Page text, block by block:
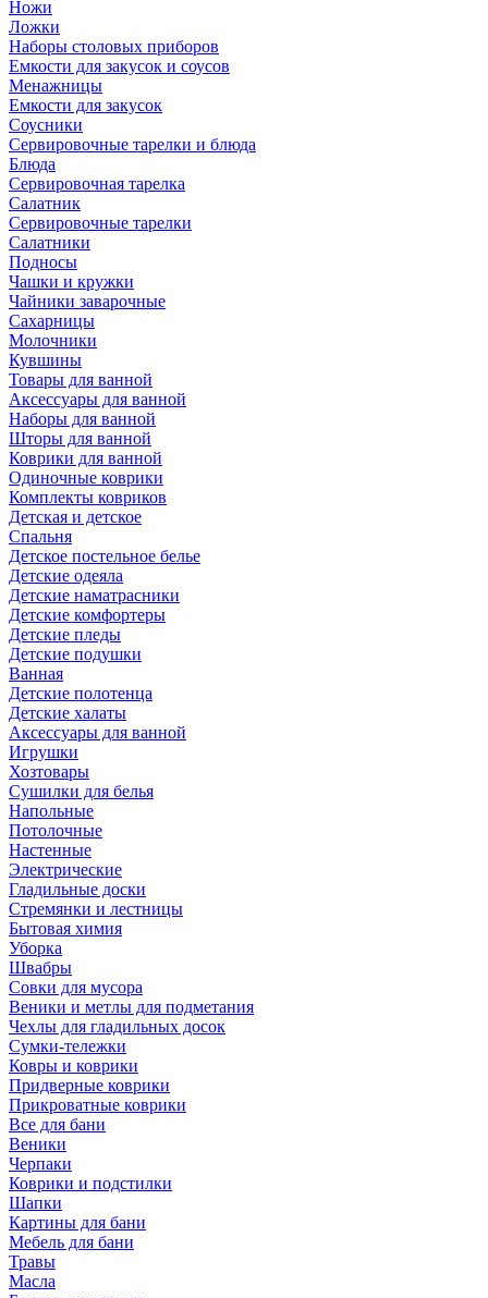
Ножи
Ложки
Наборы столовых приборов
Емкости для закусок и соусов
Менажницы
Емкости для закусок
Соусники
Сервировочные тарелки и блюда
Блюда
Сервировочная тарелка
Салатник
Сервировочные тарелки
Салатники
Подносы
Чашки и кружки
Чайники заварочные
Сахарницы
Молочники
Кувшины
Товары для ванной
Аксессуары для ванной
Наборы для ванной
Шторы для ванной
Коврики для ванной
Одиночные коврики
Комплекты ковриков
Детская и детское
Спальня
Детское постельное белье
Детские одеяла
Детские наматрасники
Детские комфортеры
Детские пледы
Детские подушки
Ванная
Детские полотенца
Детские халаты
Аксессуары для ванной
Игрушки
Хозтовары
Сушилки для белья
Напольные
Потолочные
Настенные
Электрические
Гладильные доски
Стремянки и лестницы
Бытовая химия
Уборка
Швабры
Совки для мусора
Веники и метлы для подметания
Чехлы для гладильных досок
Сумки-тележки
Ковры и коврики
Придверные коврики
Прикроватные коврики
Все для бани
Веники
Черпаки
Коврики и подстилки
Шапки
Картины для бани
Мебель для бани
Травы
Масла